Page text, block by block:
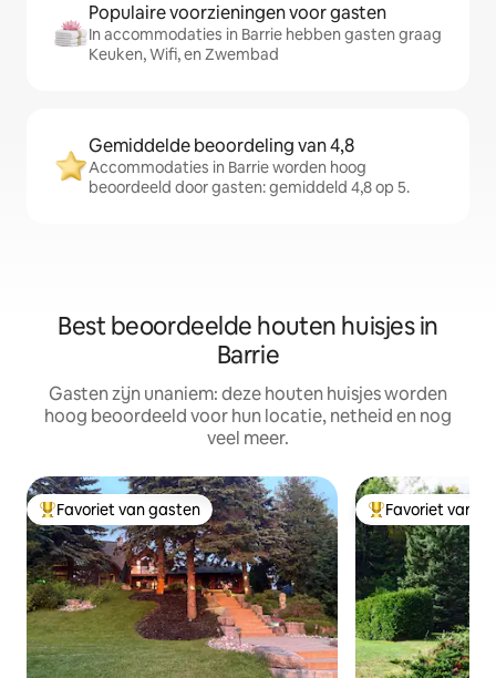
Populaire voorzieningen voor gasten
In accommodaties in Barrie hebben gasten graag
Keuken, Wifi, en Zwembad
Gemiddelde beoordeling van 4,8
Accommodaties in Barrie worden hoog
beoordeeld door gasten: gemiddeld 4,8 op 5.
Best beoordeelde houten huisjes in
Barrie
Gasten zijn unaniem: deze houten huisjes worden
hoog beoordeeld voor hun locatie, netheid en nog
veel meer.
Topfavoriet van gasten
Favoriet van gasten Topfavoriet van
Favoriet van